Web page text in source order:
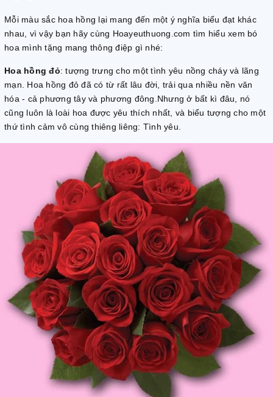
Mỗi màu sắc hoa hồng lại mang đến một ý nghĩa biểu đạt khác
nhau, vì vậy bạn hãy cùng Hoayeuthuong.com tìm hiểu xem bó
hoa mình tặng mang thông điệp gì nhé:
Hoa hồng đỏ: tượng trưng cho một tình yêu nồng cháy và lãng
mạn. Hoa hồng đỏ đã có từ rất lâu đời, trải qua nhiều nền văn
hóa - cả phương tây và phương đông.Nhưng ở bất kì đâu, nó
cũng luôn là loài hoa được yêu thích nhất, và biểu tượng cho một
thứ tình cảm vô cùng thiêng liêng: Tình yêu.